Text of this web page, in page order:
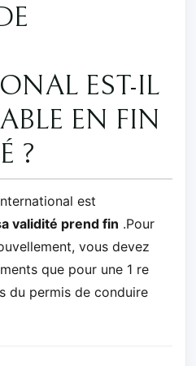
EST-IL
EN FIN
?
est
validité prend fin .Pour
vous devez
que pour une 1 re
du permis de conduire